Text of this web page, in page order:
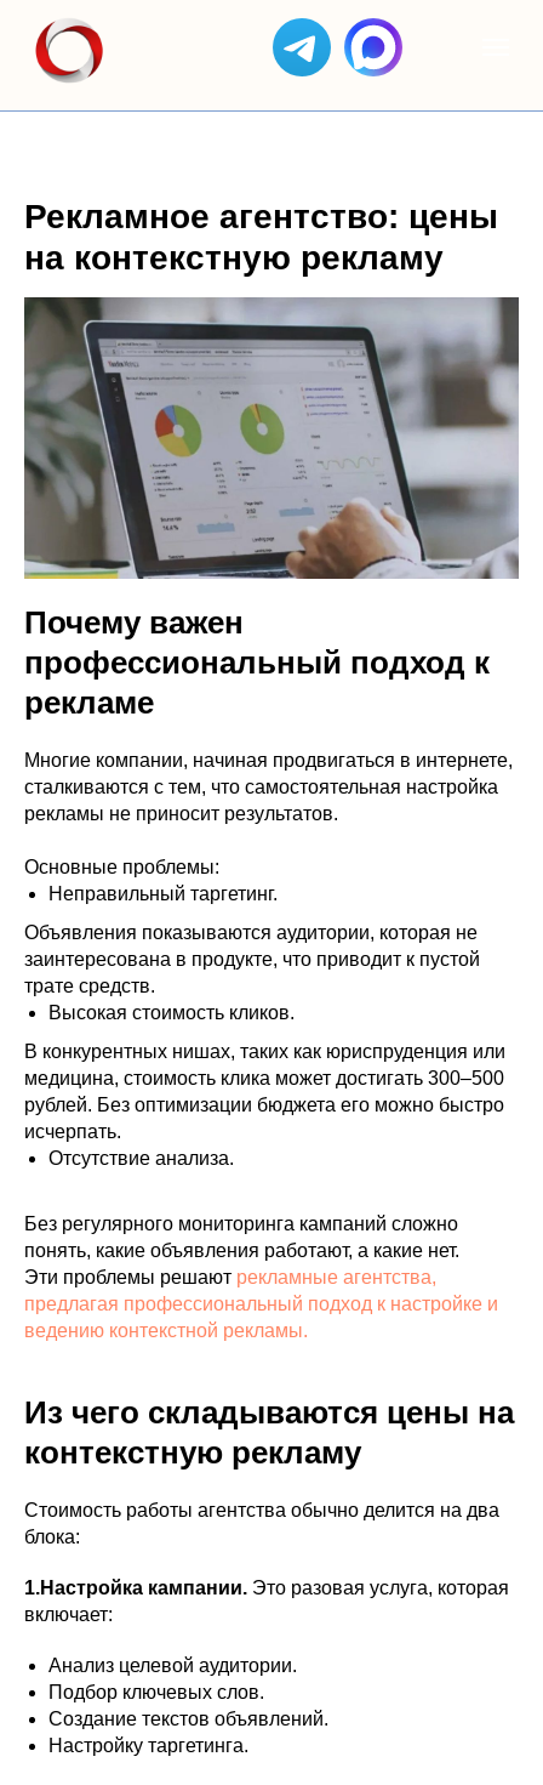
КЕЙСЫ ОТЗЫВЫ
ЯНДЕКС
ДИРЕКТ
GOOGLE
ADS
СОЗДАНИЕ
САЙТОВ
SEO
VK ADS
АВИТО
ЯНДЕКС
БИЗНЕС
Рекламное агентство: цены
на контекстную рекламу
Почему важен
профессиональный подход к
рекламе
Многие компании, начиная продвигаться в интернете,
сталкиваются с тем, что самостоятельная настройка
рекламы не приносит результатов.
Основные проблемы:
Неправильный таргетинг.
Объявления показываются аудитории, которая не
заинтересована в продукте, что приводит к пустой
трате средств.
Высокая стоимость кликов.
В конкурентных нишах, таких как юриспруденция или
медицина, стоимость клика может достигать 300–500
рублей. Без оптимизации бюджета его можно быстро
исчерпать.
Отсутствие анализа.
Без регулярного мониторинга кампаний сложно
понять, какие объявления работают, а какие нет.
Эти проблемы решают рекламные агентства,
предлагая профессиональный подход к настройке и
ведению контекстной рекламы.
Из чего складываются цены на
контекстную рекламу
Стоимость работы агентства обычно делится на два
блока:
1.Настройка кампании. Это разовая услуга, которая
включает:
Анализ целевой аудитории.
Подбор ключевых слов.
Создание текстов объявлений.
Настройку таргетинга.